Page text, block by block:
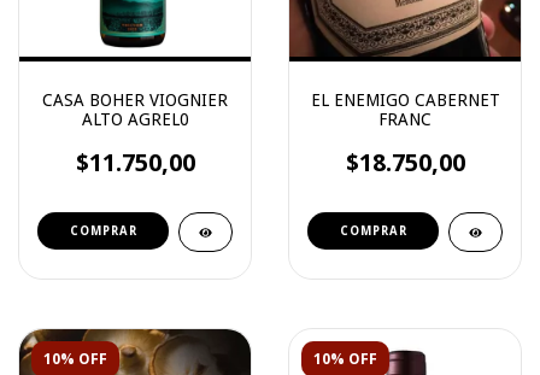
CASA BOHER VIOGNIER
ALTO AGREL0
$11.750,00
EL ENEMIGO CABERNET
FRANC
$18.750,00
10% OFF 10% OFF